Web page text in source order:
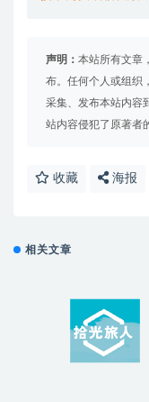
声明： 本站所有文章
布。任何个人或组织
采集、发布本站内容
站内容侵犯了原著者
收藏 海报
相关文章